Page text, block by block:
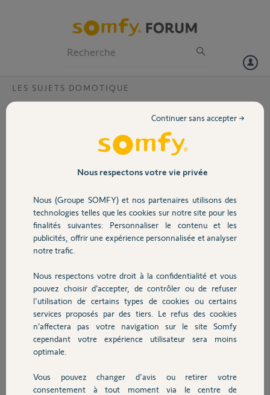
Volet
Sécurité
Domotique
Chauffage
Autres produits
Devis avec un pro
LES SUJETS DOMOTIQUE
Transfert paramètres Tahoma V2 vers
Bonjour,
Ma Tahoma V2 (PIN : 1201-6925-
1737) ayant désormais uniquement
l'acquisition d'une Tahoma Switch
pour la remplacer (PIN : 2060-0841-
6807).
J'ai compris qu'il fallait
reparamétrer manuellement.
Je m'en remets à vous pour cette
migration et vous en remercie par
avance.
Cordialement,
Julien
il y a environ 2 ans
Nous respectons votre vie privée
Nous (Groupe SOMFY) et nos partenaires utilisons des
technologies telles que les cookies sur notre site pour les
finalités suivantes: Personnaliser le contenu et les
publicités, offrir une expérience personnalisée et analyser
notre trafic.
Nous respectons votre droit à la confidentialité et vous
pouvez choisir d’accepter, de contrôler ou de refuser
l'utilisation de certains types de cookies ou certains
services proposés par des tiers. Le refus des cookies
n’affectera pas votre navigation sur le site Somfy
cependant votre expérience utilisateur sera moins
optimale.
Vous pouvez changer d'avis ou retirer votre
consentement à tout moment via le centre de
Continuer sans accepter →